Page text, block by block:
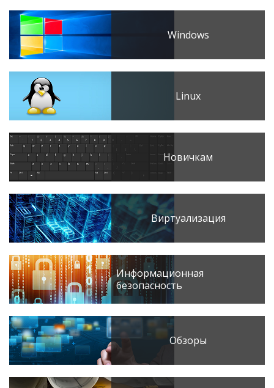
Windows
Linux
Новичкам
Виртуализация
Информационная
безопасность
Обзоры